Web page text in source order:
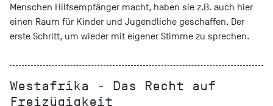
Menschen Hilfsempfänger macht, haben sie z.B. auch hier
einen Raum für Kinder und Jugendliche geschaffen. Der
erste Schritt, um wieder mit eigener Stimme zu sprechen.
Westafrika - Das Recht auf
Freizügigkeit